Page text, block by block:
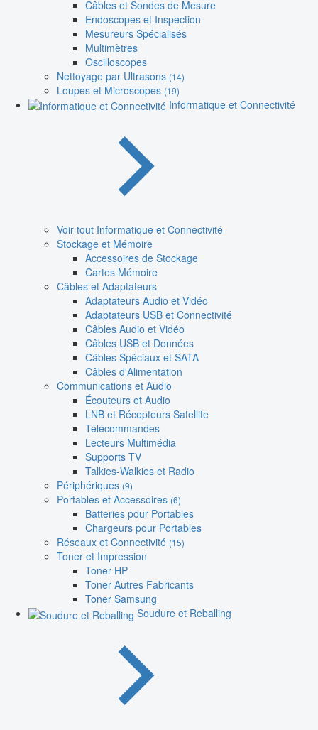
Câbles et Sondes de Mesure
Endoscopes et Inspection
Mesureurs Spécialisés
Multimètres
Oscilloscopes
Nettoyage par Ultrasons (14)
Loupes et Microscopes (19)
Informatique et Connectivité
Voir tout Informatique et Connectivité
Stockage et Mémoire
Accessoires de Stockage
Cartes Mémoire
Câbles et Adaptateurs
Adaptateurs Audio et Vidéo
Adaptateurs USB et Connectivité
Câbles Audio et Vidéo
Câbles USB et Données
Câbles Spéciaux et SATA
Câbles d'Alimentation
Communications et Audio
Écouteurs et Audio
LNB et Récepteurs Satellite
Télécommandes
Lecteurs Multimédia
Supports TV
Talkies-Walkies et Radio
Périphériques (9)
Portables et Accessoires (6)
Batteries pour Portables
Chargeurs pour Portables
Réseaux et Connectivité (15)
Toner et Impression
Toner HP
Toner Autres Fabricants
Toner Samsung
Soudure et Reballing